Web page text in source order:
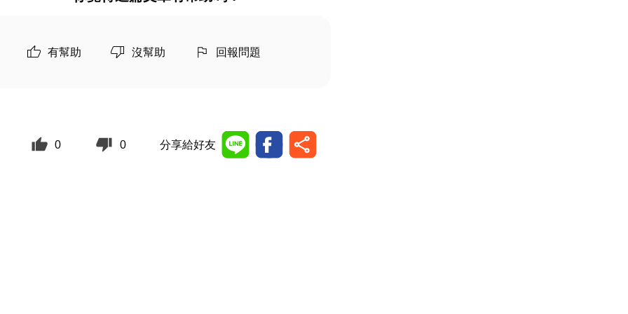
有幫助 沒幫助 回報問題
0 0 分享給好友